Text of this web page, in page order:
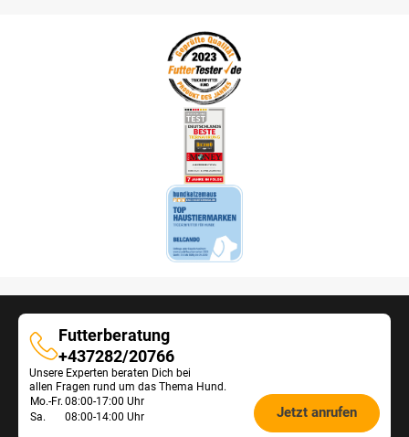
Futterberatung
Futterberatung
+437282/20766
Unsere Experten beraten Dich bei
allen Fragen rund um das Thema Hund.
Öffnungszeiten
Futterberatung:
Mo.-Fr. 08:00-17:00 Uhr
Sa.
08:00-14:00 Uhr Jetzt anrufen